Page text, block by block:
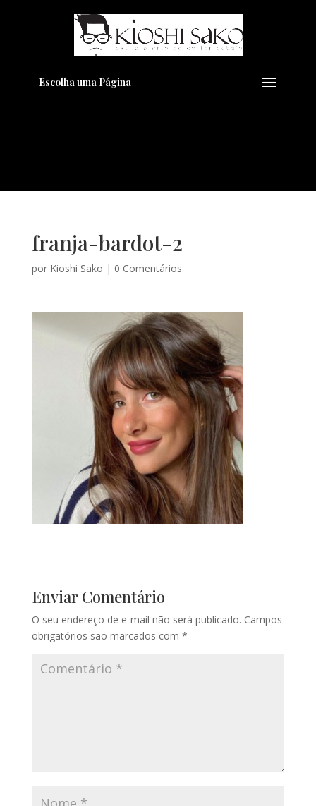
Escolha uma Página
franja-bardot-2
por Kioshi Sako | 0 Comentários
Enviar Comentário
O seu endereço de e-mail não será publicado. Campos
obrigatórios são marcados com *
Pensando em transformar seu
Visual??